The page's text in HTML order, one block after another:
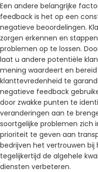
Een andere belangrijke
feedback is het op een
negatieve beoordelingen.
zorgen erkennen en
problemen op te lossen.
laat u andere potentiële
mening waardeert en
klanttevredenheid te
negatieve feedback
door zwakke punten te
veranderingen aan te
soortgelijke problemen zich
prioriteit te geven aan
bedrijven het vertrouwen
tegelijkertijd de algehele
diensten verbeteren.